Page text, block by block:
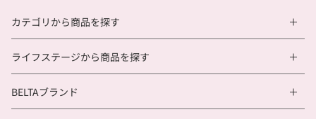
カテゴリから商品を探す
ライフステージから商品を探す
BELTAブランド